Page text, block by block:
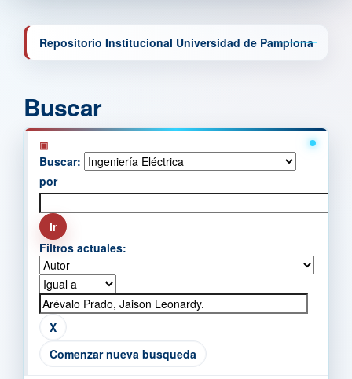
Repositorio Institucional Universidad de Pamplona
Buscar
Buscar:
por
Filtros actuales:
Comenzar nueva busqueda